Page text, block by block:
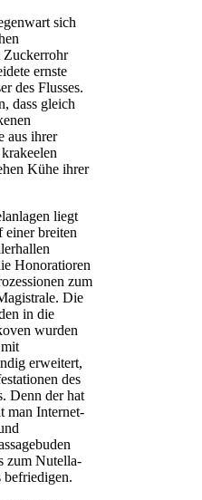
sich
Zuckerrohr
ernste
des Flusses.
dass gleich
aus ihrer
Kühe ihrer
liegt
einer breiten
Honoratioren
zum
Die
in die
wurden
erweitert,
des
Denn der hat
man Internet-
zum Nutella-
befriedigen.